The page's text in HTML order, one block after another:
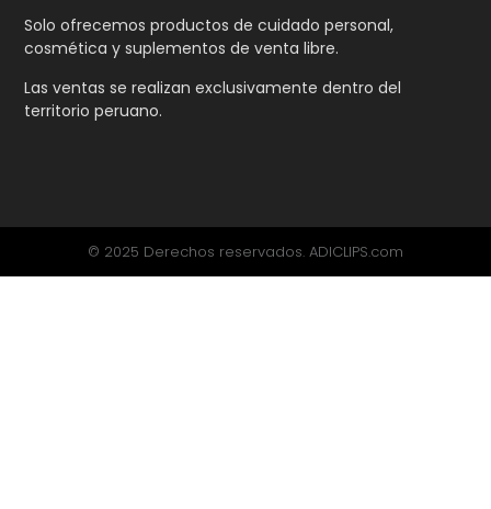
Solo ofrecemos productos de cuidado personal,
cosmética y suplementos de venta libre.
Las ventas se realizan exclusivamente dentro del
territorio peruano.
© 2025 Derechos reservados. ADICLIPS.com